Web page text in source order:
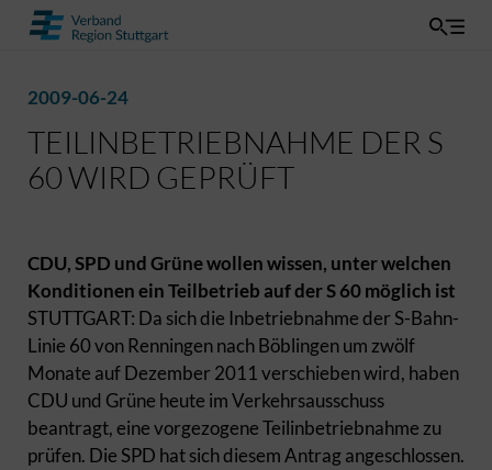
2009-06-24
TEILINBETRIEBNAHME DER S
60 WIRD GEPRÜFT
CDU, SPD und Grüne wollen wissen, unter welchen
Konditionen ein Teilbetrieb auf der S 60 möglich ist
STUTTGART: Da sich die Inbetriebnahme der S-Bahn-
Linie 60 von Renningen nach Böblingen um zwölf
Monate auf Dezember 2011 verschieben wird, haben
CDU und Grüne heute im Verkehrsausschuss
beantragt, eine vorgezogene Teilinbetriebnahme zu
prüfen. Die SPD hat sich diesem Antrag angeschlossen.